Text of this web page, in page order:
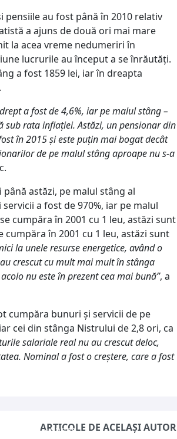
pensiile au fost până în 2010 relativ
a ajuns de două ori mai mare
la acea vreme nedumeriri în
lucrurile au început a se înrăutăți.
a fost 1859 lei, iar în dreapta
a fost de 4,6%, iar pe malul stâng –
sub rata inflației. Astăzi, un pensionar din
în 2015 și este puțin mai bogat decât
de pe malul stâng aproape nu s-a
până astăzi, pe malul stâng al
a fost de 970%, iar pe malul
cumpăra în 2001 cu 1 leu, astăzi sunt
cumpăra în 2001 cu 1 leu, astăzi sunt
la unele resurse energetice, având o
crescut cu mult mai mult în stânga
nu este în prezent cea mai bună”, a
cumpăra bunuri și servicii de pe
cei din stânga Nistrului de 2,8 ori, ca
salariale real nu au crescut deloc,
Nominal a fost o creștere, care a fost
ARTICOLE DE ACELAȘI AUTOR
6 august 2026